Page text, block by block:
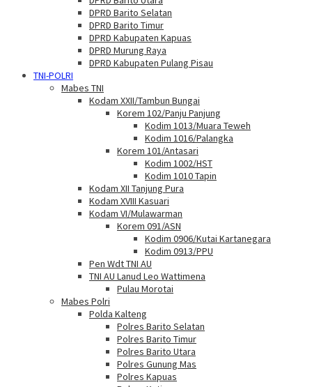
DPRD Barito Selatan
DPRD Barito Timur
DPRD Kabupaten Kapuas
DPRD Murung Raya
DPRD Kabupaten Pulang Pisau
TNI-POLRI
Mabes TNI
Kodam XXII/Tambun Bungai
Korem 102/Panju Panjung
Kodim 1013/Muara Teweh
Kodim 1016/Palangka
Korem 101/Antasari
Kodim 1002/HST
Kodim 1010 Tapin
Kodam XII Tanjung Pura
Kodam XVIII Kasuari
Kodam VI/Mulawarman
Korem 091/ASN
Kodim 0906/Kutai Kartanegara
Kodim 0913/PPU
Pen Wdt TNI AU
TNI AU Lanud Leo Wattimena
Pulau Morotai
Mabes Polri
Polda Kalteng
Polres Barito Selatan
Polres Barito Timur
Polres Barito Utara
Polres Gunung Mas
Polres Kapuas